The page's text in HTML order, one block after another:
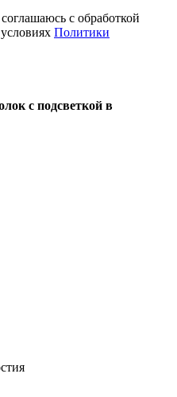
c обработкой
Политики
с подсветкой в